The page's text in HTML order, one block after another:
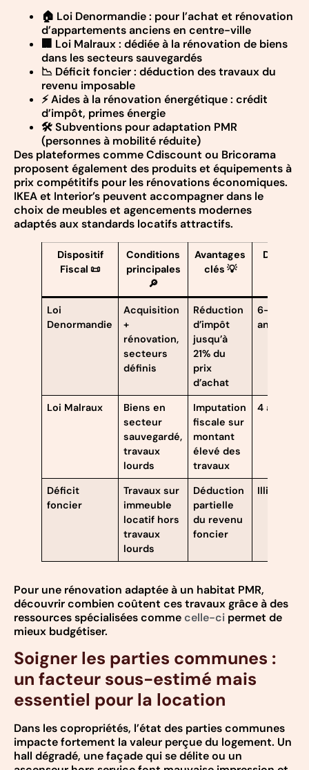
🏠 Loi Denormandie : pour l’achat et rénovation
d’appartements anciens en centre-ville
🏢 Loi Malraux : dédiée à la rénovation de biens
dans les secteurs sauvegardés
📉 Déficit foncier : déduction des travaux du
revenu imposable
⚡ Aides à la rénovation énergétique : crédit
d’impôt, primes énergie
🛠️ Subventions pour adaptation PMR
(personnes à mobilité réduite)
Des plateformes comme Cdiscount ou Bricorama
proposent également des produits et équipements à
prix compétitifs pour les rénovations économiques.
IKEA et Interior’s peuvent accompagner dans le
choix de meubles et agencements modernes
adaptés aux standards locatifs attractifs.
Dispositif
Fiscal 📜
Conditions
principales
🔎
Avantages
clés 💡
Durée
Loi
Denormandie
Acquisition
+
rénovation,
secteurs
définis
Réduction
d’impôt
jusqu’à
21% du
prix
d’achat
6-12
ans
Loi Malraux
Biens en
secteur
sauvegardé,
travaux
lourds
Imputation
fiscale sur
montant
élevé des
travaux
4 ans
Déficit
foncier
Travaux sur
immeuble
locatif hors
travaux
lourds
Déduction
partielle
du revenu
foncier
Illimitée
Pour une rénovation adaptée à un habitat PMR,
découvrir combien coûtent ces travaux grâce à des
ressources spécialisées commecelle-ci permet de
mieux budgétiser.
Soigner les parties communes :
un facteur sous-estimé mais
essentiel pour la location
Dans les copropriétés, l’état des parties communes
impacte fortement la valeur perçue du logement. Un
hall dégradé, une façade qui se délite ou un